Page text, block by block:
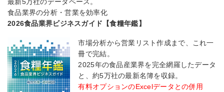
食品業界の分析・営業を効率化
2026食品業界ビジネスガイド【食糧年鑑】
市場分析から営業リスト作成まで、これ一
冊で完結。
2025年の食品産業界を完全網羅したデータ
と、約5万社の最新名簿を収録。
有料オプションのExcelデータとの併用